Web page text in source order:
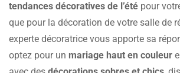
tendances décoratives de l’été pour
que pour la décoration de votre salle de
experte décoratrice vous apporte sa
optez pour un mariage haut en couleur